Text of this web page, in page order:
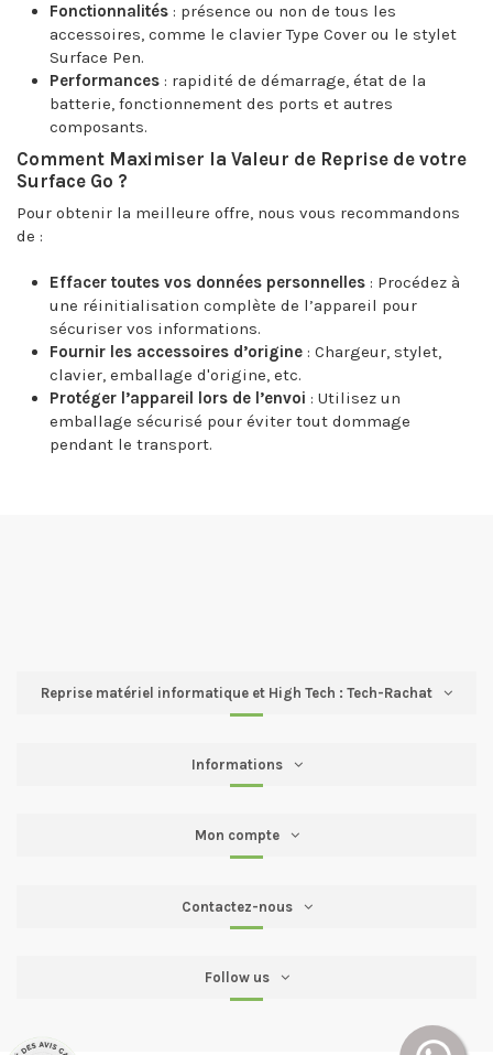
Fonctionnalités : présence ou non de tous les
accessoires, comme le clavier Type Cover ou le stylet
Surface Pen.
Performances : rapidité de démarrage, état de la
batterie, fonctionnement des ports et autres
composants.
Comment Maximiser la Valeur de Reprise de votre
Surface Go ?
Pour obtenir la meilleure offre, nous vous recommandons
de :
Effacer toutes vos données personnelles : Procédez à
une réinitialisation complète de l’appareil pour
sécuriser vos informations.
Fournir les accessoires d’origine : Chargeur, stylet,
clavier, emballage d'origine, etc.
Protéger l’appareil lors de l’envoi : Utilisez un
emballage sécurisé pour éviter tout dommage
pendant le transport.
Reprise matériel informatique et High Tech : Tech-Rachat
Informations
Mon compte
Contactez-nous
Follow us